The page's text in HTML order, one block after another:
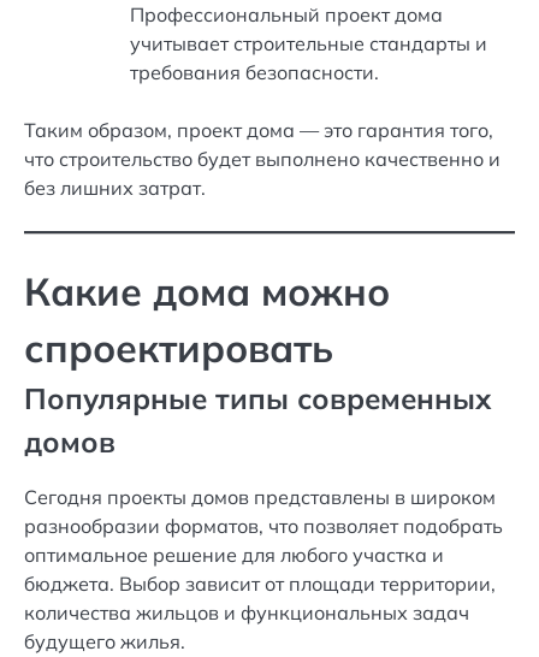
Профессиональный проект дома
учитывает строительные стандарты и
требования безопасности.
Таким образом, проект дома — это гарантия того,
что строительство будет выполнено качественно и
без лишних затрат.
Какие дома можно
спроектировать
Популярные типы современных
домов
Сегодня проекты домов представлены в широком
разнообразии форматов, что позволяет подобрать
оптимальное решение для любого участка и
бюджета. Выбор зависит от площади территории,
количества жильцов и функциональных задач
будущего жилья.